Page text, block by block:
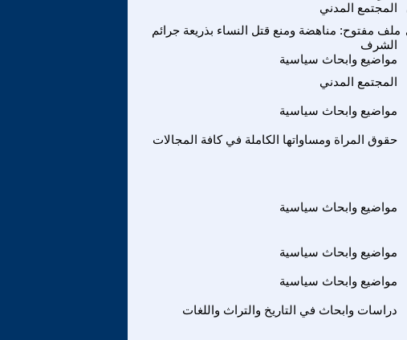
المجتمع المدني
ملف مفتوح: مناهضة ومنع قتل النساء بذريعة جرائم
الشرف
مواضيع وابحاث سياسية
المجتمع المدني
مواضيع وابحاث سياسية
حقوق المراة ومساواتها الكاملة في كافة المجالات
مواضيع وابحاث سياسية
مواضيع وابحاث سياسية
مواضيع وابحاث سياسية
دراسات وابحاث في التاريخ والتراث واللغات